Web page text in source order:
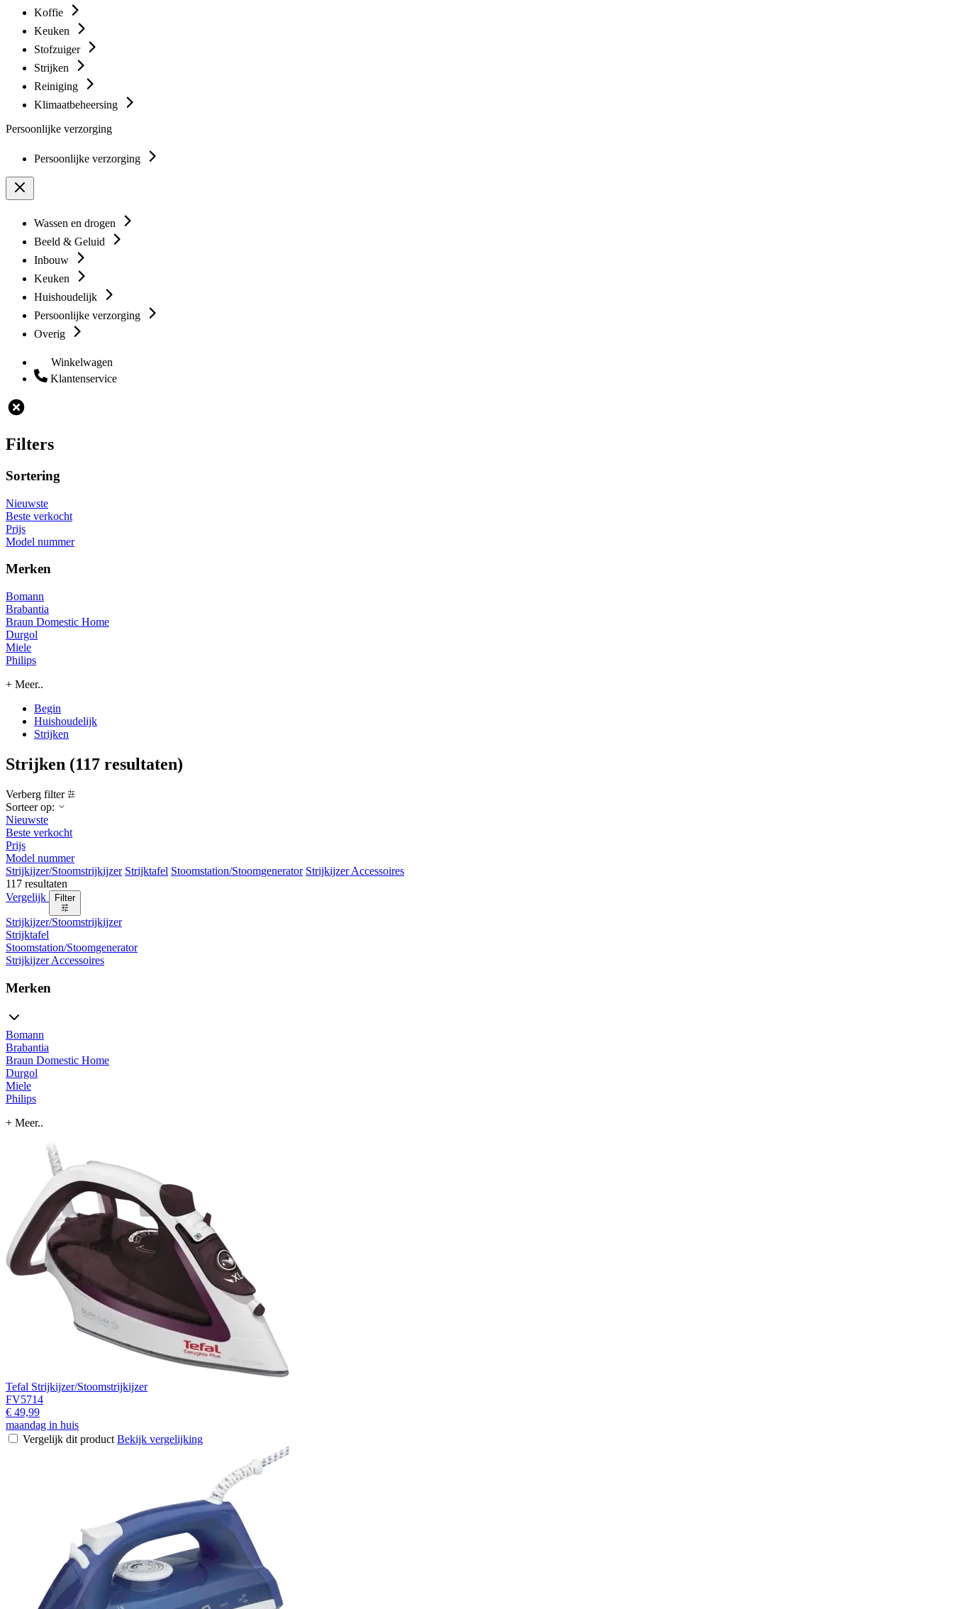
Koffie
Keuken
Stofzuiger
Strijken
Reiniging
Klimaatbeheersing
Persoonlijke verzorging
Persoonlijke verzorging
Wassen en drogen
Beeld & Geluid
Inbouw
Keuken
Huishoudelijk
Persoonlijke verzorging
Overig
Winkelwagen
Klantenservice
Filters
Sortering
Nieuwste
Beste verkocht
Prijs
Model nummer
Merken
Bomann
Brabantia
Braun Domestic Home
Durgol
Miele
Philips
+ Meer..
Begin
Huishoudelijk
Strijken
Strijken (117 resultaten)
Verberg filter
Sorteer op:
Nieuwste
Beste verkocht
Prijs
Model nummer
Strijkijzer/Stoomstrijkijzer Strijktafel Stoomstation/Stoomgenerator Strijkijzer Accessoires
117 resultaten
Vergelijk
Filter
Strijkijzer/Stoomstrijkijzer
Strijktafel
Stoomstation/Stoomgenerator
Strijkijzer Accessoires
Merken
Bomann
Brabantia
Braun Domestic Home
Durgol
Miele
Philips
+ Meer..
Tefal Strijkijzer/Stoomstrijkijzer
FV5714
€ 49,99
maandag in huis
Vergelijk dit product Bekijk vergelijking